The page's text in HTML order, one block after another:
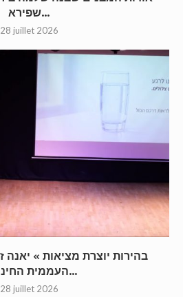
שפירא...
28 juillet 2026
העממית החינמית...
28 juillet 2026